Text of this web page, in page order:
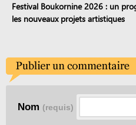
Festival Boukornine 2026 : un
les nouveaux projets artistiques
Nom (requis)